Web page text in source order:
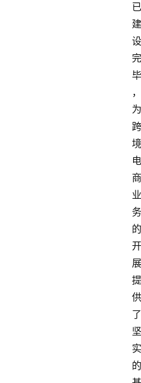
已
建
设
完
毕
，
为
跨
境
电
商
业
务
的
开
展
提
供
了
坚
实
的